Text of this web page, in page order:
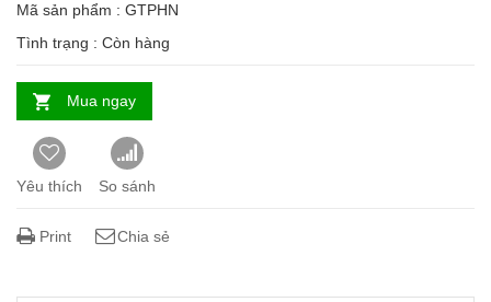
Mã sản phẩm : GTPHN
Tình trạng : Còn hàng
Mua ngay
Yêu thích So sánh
Print Chia sẻ